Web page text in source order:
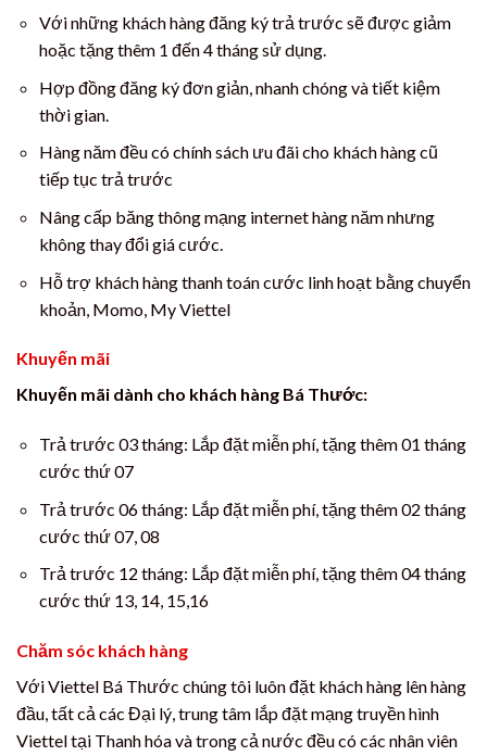
Với những khách hàng đăng ký trả trước sẽ được giảm
hoặc tặng thêm 1 đến 4 tháng sử dụng.
Hợp đồng đăng ký đơn giản, nhanh chóng và tiết kiệm
thời gian.
Hàng năm đều có chính sách ưu đãi cho khách hàng cũ
tiếp tục trả trước
Nâng cấp băng thông mạng internet hàng năm nhưng
không thay đổi giá cước.
Hỗ trợ khách hàng thanh toán cước linh hoạt bằng chuyển
khoản, Momo, My Viettel
Khuyến mãi
Khuyến mãi dành cho khách hàng Bá Thước:
Trả trước 03 tháng: Lắp đặt miễn phí, tặng thêm 01 tháng
cước thứ 07
Trả trước 06 tháng: Lắp đặt miễn phí, tặng thêm 02 tháng
cước thứ 07, 08
Trả trước 12 tháng: Lắp đặt miễn phí, tặng thêm 04 tháng
cước thứ 13, 14, 15,16
Chăm sóc khách hàng
Với Viettel Bá Thước chúng tôi luôn đặt khách hàng lên hàng
đầu, tất cả các Đại lý, trung tâm lắp đặt mạng truyền hình
Viettel tại Thanh hóa và trong cả nước đều có các nhân viên